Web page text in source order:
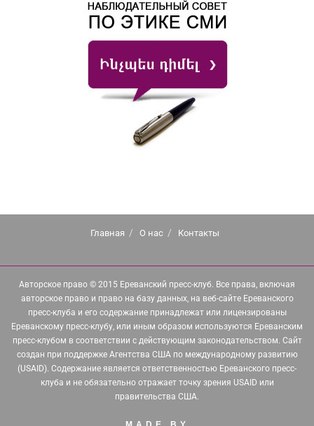
Главная О нас Контакты
Авторское право © 2015 Ереванский пресс-клуб. Все права, включая
авторское право и право на базу данных, на веб-сайте Ереванского
пресс-клуба и его содержание принадлежат или лицензированы
Ереванскому пресс-клубу, или иным образом используются Ереванским
пресс-клубом в соответствии с действующим законодательством. Сайт
создан при поддержке Агентства США по международному развитию
(USAID). Содержание является ответственностью Ереванского пресс-
клуба и не обязательно отражает точку зрения USAID или
правительства США.